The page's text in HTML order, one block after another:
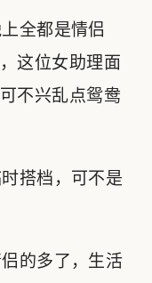
全都是情侣
这位女助理面
不兴乱点鸳鸯
搭档，可不是
的多了，生活